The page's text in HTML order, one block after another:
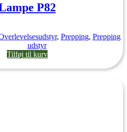
P82
, Prepping, Prepping
udstyr
Tilføj til kurv